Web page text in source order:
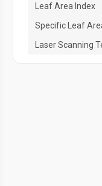
Leaf Area Index
Specific Leaf
Laser Scanning